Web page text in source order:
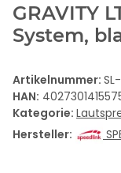
GRAVITY
System,
Artikelnummer:
HAN:
Kategorie:
Hersteller: